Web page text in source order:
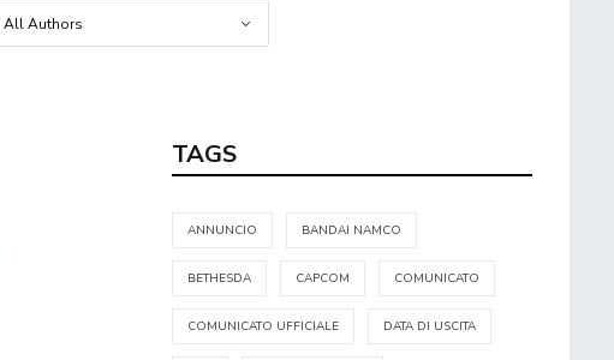
TAGS
ANNUNCIO BANDAI NAMCO
BETHESDA CAPCOM COMUNICATO
COMUNICATO UFFICIALE DATA DI USCITA